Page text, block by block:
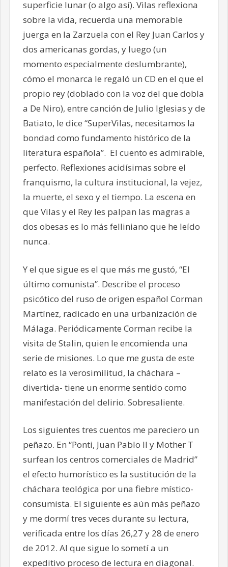
superficie lunar (o algo así). Vilas reflexiona
sobre la vida, recuerda una memorable
juerga en la Zarzuela con el Rey Juan Carlos y
dos americanas gordas, y luego (un
momento especialmente deslumbrante),
cómo el monarca le regaló un CD en el que el
propio rey (doblado con la voz del que dobla
a De Niro), entre canción de Julio Iglesias y de
Batiato, le dice “SuperVilas, necesitamos la
bondad como fundamento histórico de la
literatura española”. El cuento es admirable,
perfecto. Reflexiones acidísimas sobre el
franquismo, la cultura institucional, la vejez,
la muerte, el sexo y el tiempo. La escena en
que Vilas y el Rey les palpan las magras a
dos obesas es lo más felliniano que he leído
nunca.
Y el que sigue es el que más me gustó, “El
último comunista”. Describe el proceso
psicótico del ruso de origen español Corman
Martínez, radicado en una urbanización de
Málaga. Periódicamente Corman recibe la
visita de Stalin, quien le encomienda una
serie de misiones. Lo que me gusta de este
relato es la verosimilitud, la cháchara –
divertida- tiene un enorme sentido como
manifestación del delirio. Sobresaliente.
Los siguientes tres cuentos me pareciero un
peñazo. En “Ponti, Juan Pablo II y Mother T
surfean los centros comerciales de Madrid”
el efecto humorístico es la sustitución de la
cháchara teológica por una fiebre místico-
consumista. El siguiente es aún más peñazo
y me dormí tres veces durante su lectura,
verificada entre los días 26,27 y 28 de enero
de 2012. Al que sigue lo sometí a un
expeditivo proceso de lectura en diagonal.